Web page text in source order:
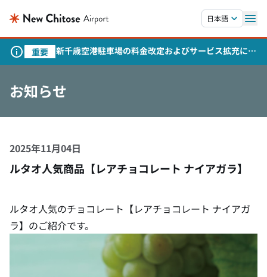
日本語
重要
新千歳空港駐車場の料金改定およびサービス拡充につ
いて
お知らせ
2025年11月04日
ルタオ人気商品【レアチョコレート ナイアガラ】
ルタオ人気のチョコレート【レアチョコレート ナイアガ
ラ】のご紹介です。